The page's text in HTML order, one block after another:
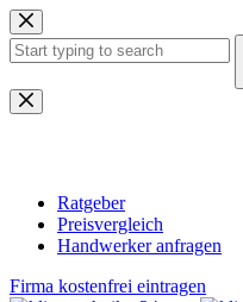
Zum
Inhalt
springen
Keine
Ergebnisse
Ratgeber
Preisvergleich
Handwerker anfragen
Firma kostenfrei eintragen